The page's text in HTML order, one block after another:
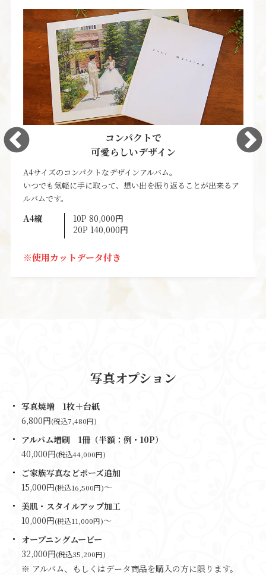
コンパクトで
可愛らしいデザイン
A4サイズのコンパクトなデザインアルバム。
いつでも気軽に手に取って、想い出を振り返ることが出来るア
ルバムです。
A4縦
10P 80,000円
20P 140,000円
※使用カットデータ付き
写真オプション
写真焼増 1枚＋台紙
6,800円(税込7,480円)
アルバム増刷 1冊（半額：例・10P）
40,000円(税込44,000円)
ご家族写真などポーズ追加
15,000円(税込16,500円)～
美肌・スタイルアップ加工
10,000円(税込11,000円)～
オープニングムービー
32,000円(税込35,200円)
※ アルバム、もしくはデータ商品を購入の方に限ります。